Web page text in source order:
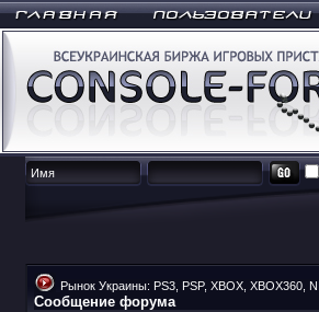
Рынок Украины: PS3, PSP, XBOX, XBOX360,
Сообщение форума